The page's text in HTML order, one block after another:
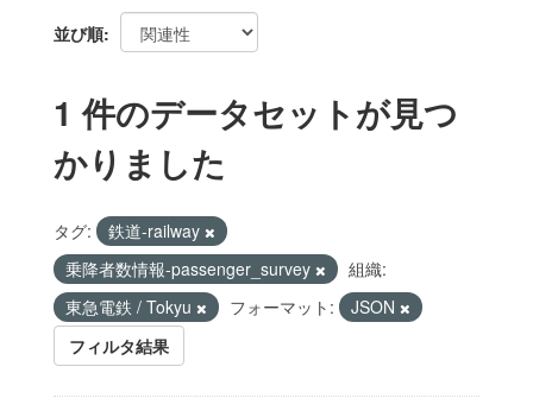
並び順
1 件のデータセットが見つ
かりました
タグ:
鉄道-railway
乗降者数情報-passenger_survey
組織:
東急電鉄 / Tokyu
フォーマット:
JSON
フィルタ結果